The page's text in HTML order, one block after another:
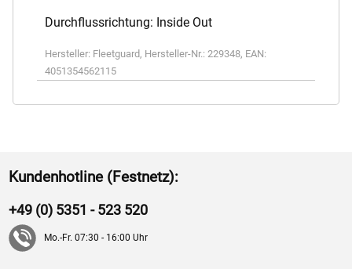
Durchflussrichtung: Inside Out
Hersteller: Fleetguard , Hersteller-Nr.: 229348, EAN:
4051354562115
Kundenhotline (Festnetz):
+49 (0) 5351 - 523 520
Mo.-Fr. 07:30 - 16:00 Uhr